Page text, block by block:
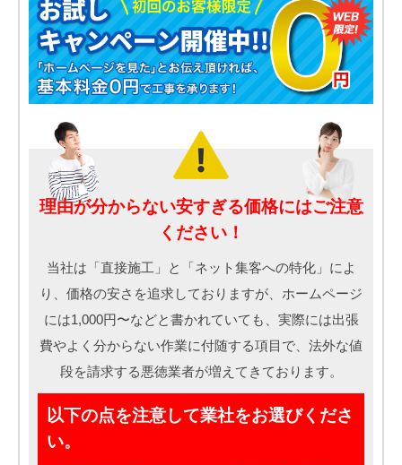
理由が分からない安すぎる価格にはご注意
ください！
当社は「直接施工」と「ネット集客への特化」によ
り、価格の安さを追求しておりますが、ホームページ
には1,000円〜などと書かれていても、実際には出張
費やよく分からない作業に付随する項目で、法外な値
段を請求する悪徳業者が増えてきております。
以下の点を注意して業社をお選びくださ
い。